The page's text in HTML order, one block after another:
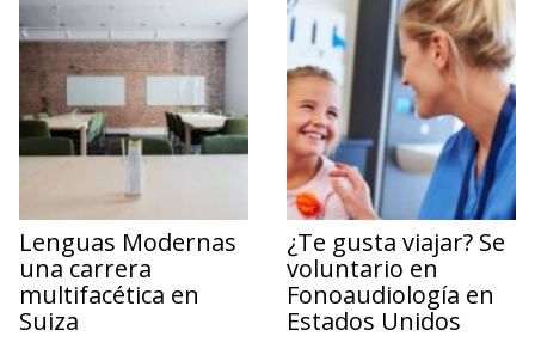
Lenguas Modernas
una carrera
multifacética en
Suiza
¿Te gusta viajar? Se
voluntario en
Fonoaudiología en
Estados Unidos